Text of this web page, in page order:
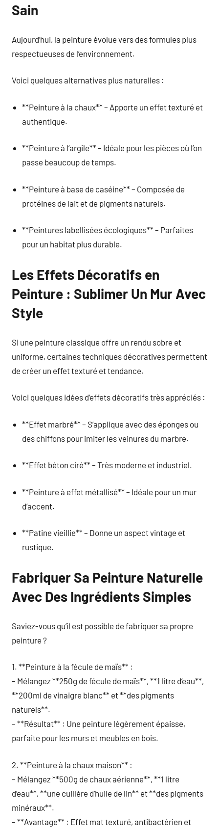
Sain
Aujourd’hui, la peinture évolue vers des formules plus
respectueuses de l’environnement.
Voici quelques alternatives plus naturelles :
**Peinture à la chaux** – Apporte un effet texturé et
authentique.
**Peinture à l’argile** – Idéale pour les pièces où l’on
passe beaucoup de temps.
**Peinture à base de caséine** – Composée de
protéines de lait et de pigments naturels.
**Peintures labellisées écologiques** – Parfaites
pour un habitat plus durable.
Les Effets Décoratifs en
Peinture : Sublimer Un Mur Avec
Style
Si une peinture classique offre un rendu sobre et
uniforme, certaines techniques décoratives permettent
de créer un effet texturé et tendance.
Voici quelques idées d’effets décoratifs très appréciés :
**Effet marbré** – S’applique avec des éponges ou
des chiffons pour imiter les veinures du marbre.
**Effet béton ciré** – Très moderne et industriel.
**Peinture à effet métallisé** – Idéale pour un mur
d’accent.
**Patine vieillie** – Donne un aspect vintage et
rustique.
Fabriquer Sa Peinture Naturelle
Avec Des Ingrédients Simples
Saviez-vous qu’il est possible de fabriquer sa propre
peinture ?
1. **Peinture à la fécule de maïs** :
– Mélangez **250g de fécule de maïs**, **1 litre d’eau**,
**200ml de vinaigre blanc** et **des pigments
naturels**.
– **Résultat** : Une peinture légèrement épaisse,
parfaite pour les murs et meubles en bois.
2. **Peinture à la chaux maison** :
– Mélangez **500g de chaux aérienne**, **1 litre
d’eau**, **une cuillère d’huile de lin** et **des pigments
minéraux**.
– **Avantage** : Effet mat texturé, antibactérien et